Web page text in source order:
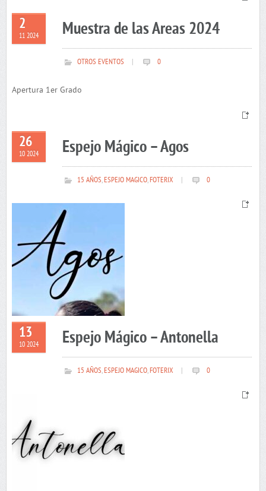
2
11 2024 Muestra de las Areas 2024
OTROS EVENTOS 0
Apertura 1er Grado
26
10 2024 Espejo Mágico – Agos
15 AÑOS,ESPEJO MAGICO,FOTERIX 0
13
10 2024 Espejo Mágico – Antonella
15 AÑOS,ESPEJO MAGICO,FOTERIX 0